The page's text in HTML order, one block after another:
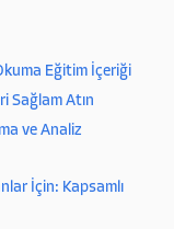
Eğitim İçeriği
Sağlam Atın
ve Analiz
İçin: Kapsamlı